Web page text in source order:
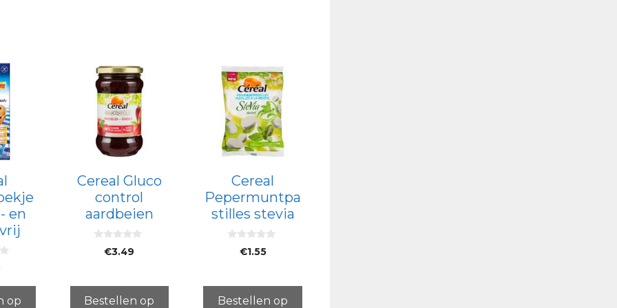
en
op
Cereal Gluco
control
aardbeien
€3.49
Bestellen op
Cereal
Pepermuntpa
stilles stevia
€1.55
Bestellen op